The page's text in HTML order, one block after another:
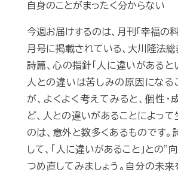
自身のことがまったく分からない
今週お届けするのは、月刊「幸福
月号に掲載されている、大川隆法
詩篇、心の指針「人に違いがあると
人との違いは苦しみの原因になる
が、よくよく考えてみると、個性・
ど、人との違いがあることによっ
のは、意外と数多くあるものです
して、「人に違いがあること」との”
つめ直してみましょう。自分の未来